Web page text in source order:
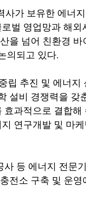
가 보유한 에너
벌 영업망과 해외
을 넘어 친환경
의되고 있다.
립 추진 및 에너
설비 경쟁력을 갖
과적으로 결합해
연구개발 및 마
등 에너지 전문
전소 구축 및 운